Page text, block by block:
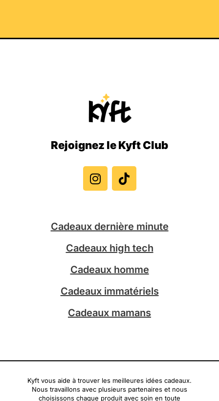
Rejoignez le Kyft Club
n
s
t
r
a
m
i
k
t
Cadeaux dernière minute
Cadeaux high tech
Cadeaux homme
Cadeaux immatériels
Cadeaux mamans
Kyft vous aide à trouver les meilleures idées cadeaux.
Nous travaillons avec plusieurs partenaires et nous
choisissons chaque produit avec soin en toute